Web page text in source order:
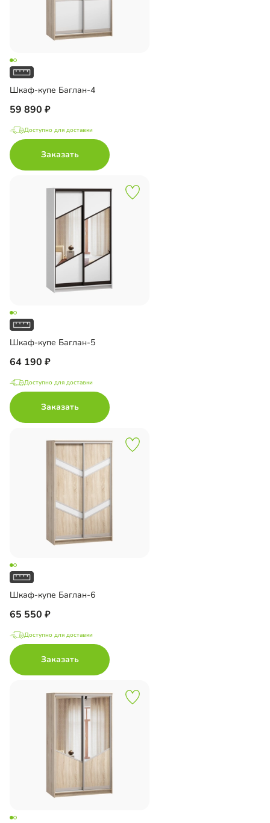
Шкаф-купе Баглан-4
59 890
Доступно для доставки
Заказать
Шкаф-купе Баглан-5
64 190
Доступно для доставки
Заказать
Шкаф-купе Баглан-6
65 550
Доступно для доставки
Заказать